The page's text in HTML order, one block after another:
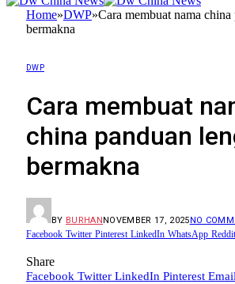
Home»DWP»Cara membuat nama
bermakna
DWP
Cara membuat
china panduan
bermakna
BY BURHANNOVEMBER 17, 2025NO
Facebook Twitter Pinterest LinkedIn WhatsApp Reddit
Share
Facebook Twitter LinkedIn Pinterest Email